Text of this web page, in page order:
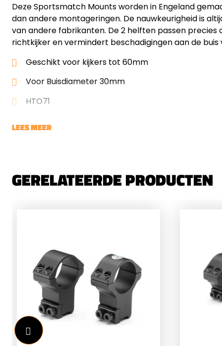
Deze Sportsmatch Mounts worden in Engeland
dan andere montageringen. De nauwkeurigheid is
van andere fabrikanten. De 2 helften passen
richtkijker en vermindert beschadigingen aan de buis
Geschikt voor kijkers tot 60mm
Voor Buisdiameter 30mm
HTO71
LEES MEER
GERELATEERDE PRODUCTEN